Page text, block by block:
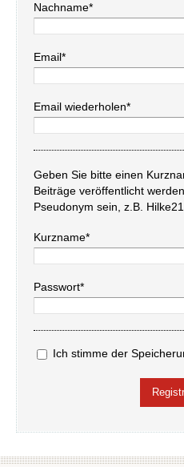
Nachname*
Email*
Email wiederholen*
Geben Sie bitte einen
Beiträge veröffentlicht
Pseudonym sein, z.B. Hilke21.
Kurzname*
Passwort*
Ich stimme der